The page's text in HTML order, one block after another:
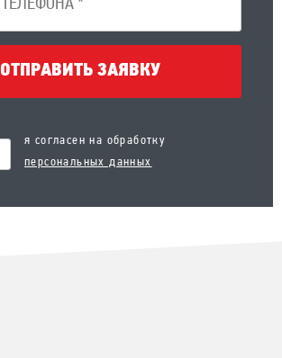
ОТПРАВИТЬ ЗАЯВКУ
я согласен на обработку
персональных данных